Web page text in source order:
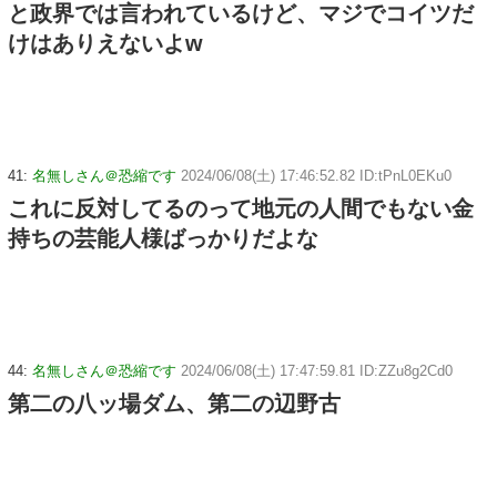
と政界では言われているけど、マジでコイツだ
けはありえないよw
41: 名無しさん＠恐縮です 2024/06/08(土) 17:46:52.82 ID:tPnL0EKu0
これに反対してるのって地元の人間でもない金
持ちの芸能人様ばっかりだよな
44: 名無しさん＠恐縮です 2024/06/08(土) 17:47:59.81 ID:ZZu8g2Cd0
第二の八ッ場ダム、第二の辺野古